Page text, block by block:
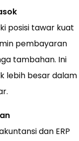
posisi tawar kuat
pembayaran
tambahan. Ini
lebih besar dalam
dan ERP